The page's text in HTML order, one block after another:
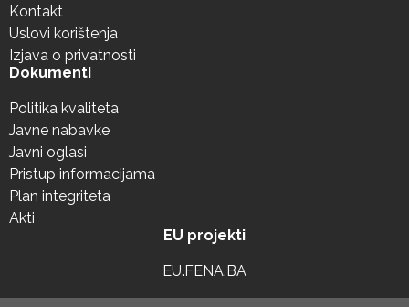
Kontakt
Uslovi korištenja
Izjava o privatnosti
Dokumenti
Politika kvaliteta
Javne nabavke
Javni oglasi
Pristup informacijama
Plan integriteta
Akti
EU projekti
EU.FENA.BA